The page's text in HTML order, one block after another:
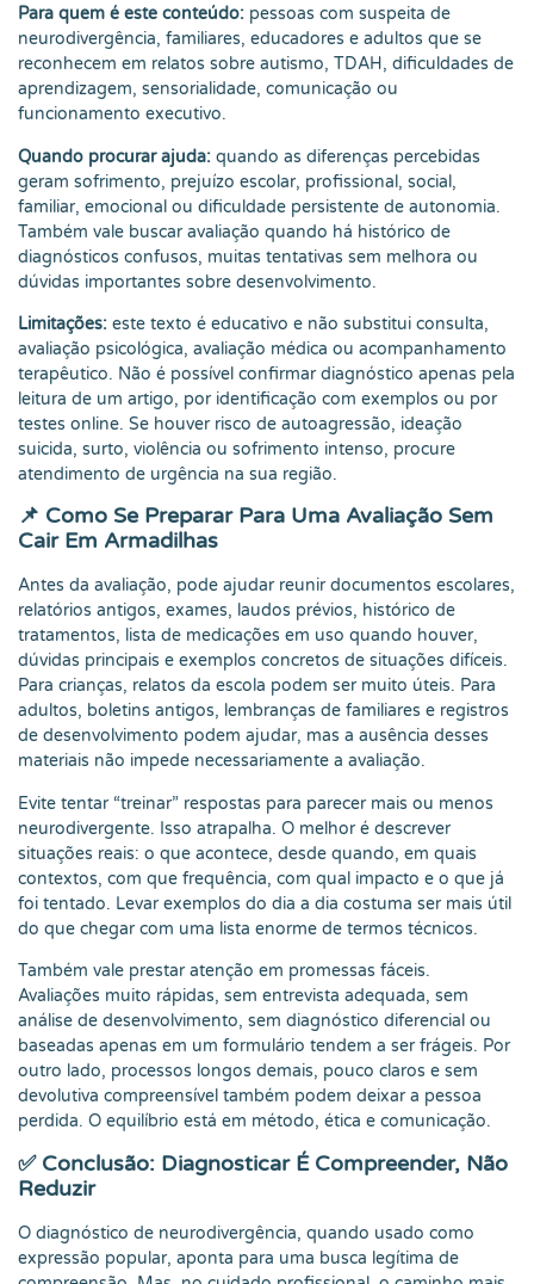
Para quem é este conteúdo: pessoas com suspeita de
neurodivergência, familiares, educadores e adultos que se
reconhecem em relatos sobre autismo, TDAH, dificuldades de
aprendizagem, sensorialidade, comunicação ou
funcionamento executivo.
Quando procurar ajuda: quando as diferenças percebidas
geram sofrimento, prejuízo escolar, profissional, social,
familiar, emocional ou dificuldade persistente de autonomia.
Também vale buscar avaliação quando há histórico de
diagnósticos confusos, muitas tentativas sem melhora ou
dúvidas importantes sobre desenvolvimento.
Limitações: este texto é educativo e não substitui consulta,
avaliação psicológica, avaliação médica ou acompanhamento
terapêutico. Não é possível confirmar diagnóstico apenas pela
leitura de um artigo, por identificação com exemplos ou por
testes online. Se houver risco de autoagressão, ideação
suicida, surto, violência ou sofrimento intenso, procure
atendimento de urgência na sua região.
📌 Como Se Preparar Para Uma Avaliação Sem
Cair Em Armadilhas
Antes da avaliação, pode ajudar reunir documentos escolares,
relatórios antigos, exames, laudos prévios, histórico de
tratamentos, lista de medicações em uso quando houver,
dúvidas principais e exemplos concretos de situações difíceis.
Para crianças, relatos da escola podem ser muito úteis. Para
adultos, boletins antigos, lembranças de familiares e registros
de desenvolvimento podem ajudar, mas a ausência desses
materiais não impede necessariamente a avaliação.
Evite tentar “treinar” respostas para parecer mais ou menos
neurodivergente. Isso atrapalha. O melhor é descrever
situações reais: o que acontece, desde quando, em quais
contextos, com que frequência, com qual impacto e o que já
foi tentado. Levar exemplos do dia a dia costuma ser mais útil
do que chegar com uma lista enorme de termos técnicos.
Também vale prestar atenção em promessas fáceis.
Avaliações muito rápidas, sem entrevista adequada, sem
análise de desenvolvimento, sem diagnóstico diferencial ou
baseadas apenas em um formulário tendem a ser frágeis. Por
outro lado, processos longos demais, pouco claros e sem
devolutiva compreensível também podem deixar a pessoa
perdida. O equilíbrio está em método, ética e comunicação.
✅ Conclusão: Diagnosticar É Compreender, Não
Reduzir
O diagnóstico de neurodivergência, quando usado como
expressão popular, aponta para uma busca legítima de